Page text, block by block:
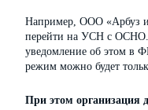
Например, ООО «Арбуз и
перейти на УСН с ОСНО.
уведомление об этом в
режим можно будет
При этом организация